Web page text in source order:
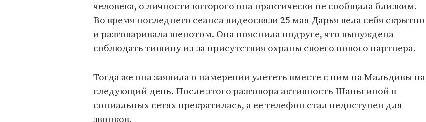
человека, о личности которого она практически не сообщала близким.
Во время последнего сеанса видеосвязи 25 мая Дарья вела себя скрытно
и разговаривала шепотом. Она пояснила подруге, что вынуждена
соблюдать тишину из-за присутствия охраны своего нового партнера.
Тогда же она заявила о намерении улететь вместе с ним на Мальдивы на
следующий день. После этого разговора активность Шаньгиной в
социальных сетях прекратилась, а ее телефон стал недоступен для
звонков.